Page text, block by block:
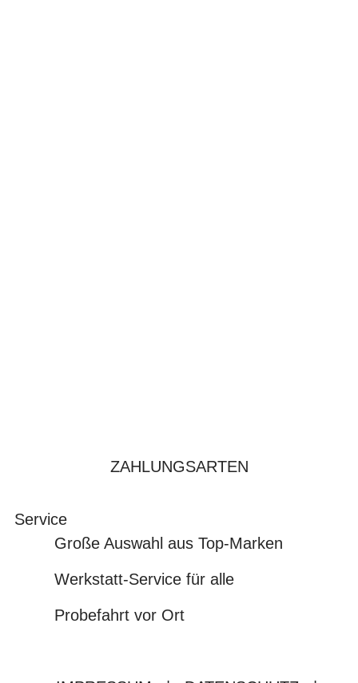
ZAHLUNGSARTEN
Service
Große Auswahl aus Top-Marken
Werkstatt-Service für alle
Probefahrt vor Ort